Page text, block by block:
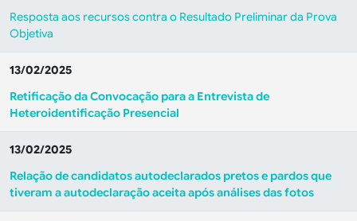
Resposta aos recursos contra o Resultado Preliminar da Prova
Objetiva
13/02/2025
Retificação da Convocação para a Entrevista de
Heteroidentificação Presencial
13/02/2025
Relação de candidatos autodeclarados pretos e pardos que
tiveram a autodeclaração aceita após análises das fotos